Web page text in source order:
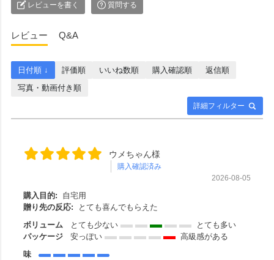
レビューを書く 質問する
レビュー Q&A
詳細フィルター
日付順 ↓ 評価順 いいね数順 購入確認順
返信順
写真・動画付き順
ウメちゃん様
購入確認済み
2026-08-05
購入目的:
自宅用
贈り先の反応:
とても喜んでもらえた
ボリューム
とても少ない
とても多い
パッケージ
安っぽい
高級感がある
味